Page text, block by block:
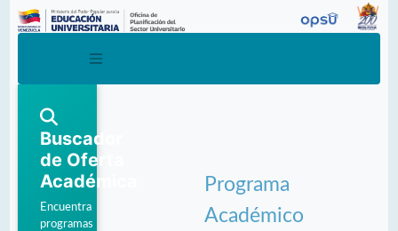
Buscador
de Oferta
Académica
Encuentra
programas
Programa
Académico